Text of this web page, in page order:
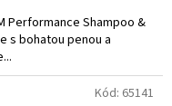
Performance Shampoo &
s bohatou penou a
Kód: 65141